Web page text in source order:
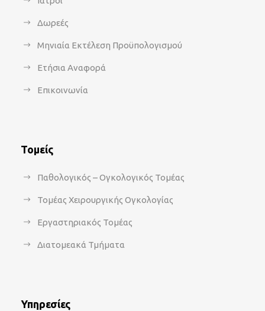
Δωρεές
Μηνιαία Εκτέλεση Προϋπολογισμού
Ετήσια Αναφορά
Επικοινωνία
Τομείς
Παθολογικός – Ογκολογικός Τομέας
Τομέας Χειρουργικής Ογκολογίας
Εργαστηριακός Τομέας
Διατομεακά Τμήματα
Υπηρεσίες